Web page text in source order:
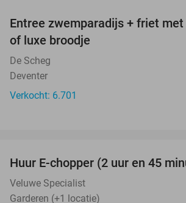
Entree zwemparadijs + friet
of luxe broodje
De Scheg
Deventer
Verkocht: 6.701
Huur E-chopper (2 uur en 45
Veluwe Specialist
Garderen (+1 locatie)